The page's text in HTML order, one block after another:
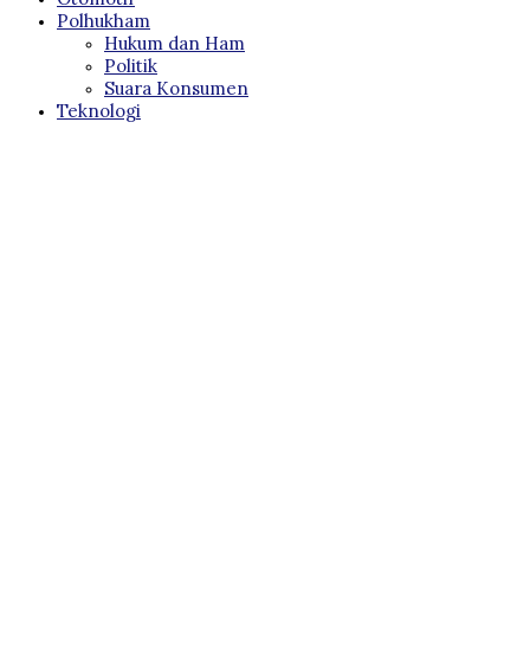
Polhukham
Hukum dan Ham
Politik
Suara Konsumen
Teknologi